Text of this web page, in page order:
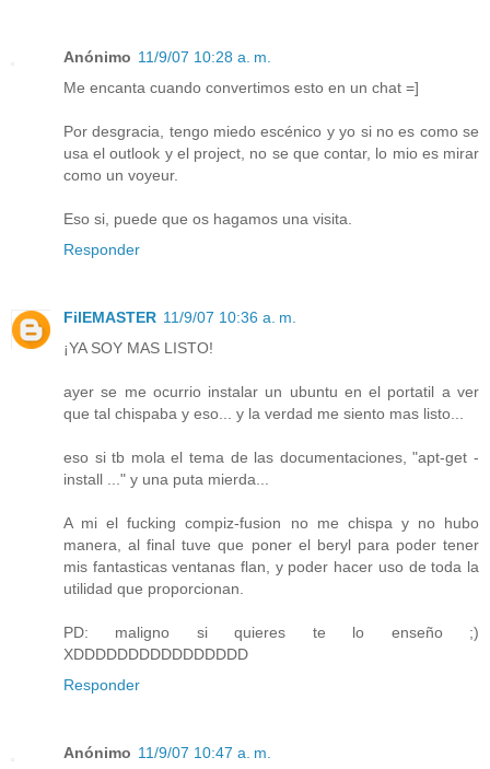
Anónimo 11/9/07 10:28 a. m.
Me encanta cuando convertimos esto en un chat =]
Por desgracia, tengo miedo escénico y yo si no es como se
usa el outlook y el project, no se que contar, lo mio es mirar
como un voyeur.
Eso si, puede que os hagamos una visita.
Responder
FilEMASTER 11/9/07 10:36 a. m.
¡YA SOY MAS LISTO!
ayer se me ocurrio instalar un ubuntu en el portatil a ver
que tal chispaba y eso... y la verdad me siento mas listo...
eso si tb mola el tema de las documentaciones, "apt-get -
install ..." y una puta mierda...
A mi el fucking compiz-fusion no me chispa y no hubo
manera, al final tuve que poner el beryl para poder tener
mis fantasticas ventanas flan, y poder hacer uso de toda la
utilidad que proporcionan.
PD: maligno si quieres te lo enseño ;)
XDDDDDDDDDDDDDDDD
Responder
Anónimo 11/9/07 10:47 a. m.